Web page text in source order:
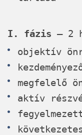
I. fázis – 2
objektív
megfelelő
aktív